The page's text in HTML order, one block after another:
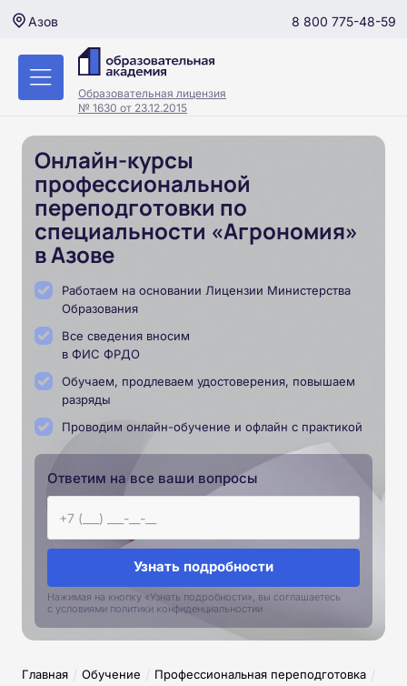
Азов 8 800 775-48-59
Образовательная лицензия
№ 1630 от 23.12.2015
Онлайн-курсы
профессиональной
переподготовки по
специальности «Агрономия»
в Азове
Работаем на основании Лицензии Министерства
Образования
Все сведения вносим
в ФИС ФРДО
Обучаем, продлеваем удостоверения, повышаем
разряды
Проводим онлайн-обучение и офлайн с практикой
Ответим на все ваши вопросы
Узнать подробности
Нажимая на кнопку «Узнать подробности», вы соглашаетесь
с условиями политики конфиденциальностии
Главная / Обучение / Профессиональная переподготовка /